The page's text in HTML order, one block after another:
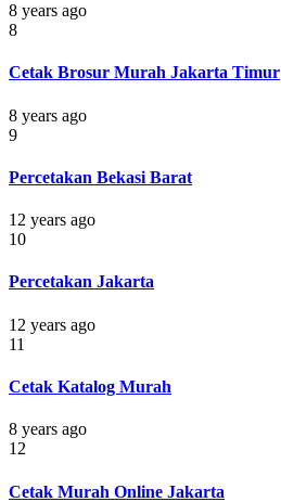
8 years ago
8
Cetak Brosur Murah Jakarta Timur
8 years ago
9
Percetakan Bekasi Barat
12 years ago
10
Percetakan Jakarta
12 years ago
11
Cetak Katalog Murah
8 years ago
12
Cetak Murah Online Jakarta